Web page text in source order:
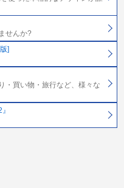
せんか?
]
・買い物・旅行など、様々な